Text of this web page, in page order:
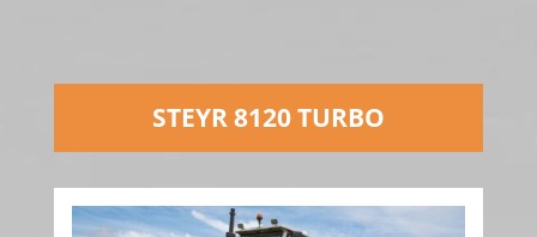
STEYR 8120 TURBO